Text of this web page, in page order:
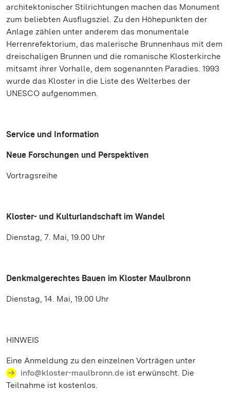
architektonischer Stilrichtungen machen das Monument
zum beliebten Ausflugsziel. Zu den Höhepunkten der
Anlage zählen unter anderem das monumentale
Herrenrefektorium, das malerische Brunnenhaus mit dem
dreischaligen Brunnen und die romanische Klosterkirche
mitsamt ihrer Vorhalle, dem sogenannten Paradies. 1993
wurde das Kloster in die Liste des Welterbes der
UNESCO aufgenommen.
Service und Information
Neue Forschungen und Perspektiven
Vortragsreihe
Kloster- und Kulturlandschaft im Wandel
Dienstag, 7. Mai, 19.00 Uhr
Denkmalgerechtes Bauen im Kloster Maulbronn
Dienstag, 14. Mai, 19.00 Uhr
HINWEIS
Eine Anmeldung zu den einzelnen Vorträgen unter
info@kloster-maulbronn.de ist erwünscht. Die
Teilnahme ist kostenlos.